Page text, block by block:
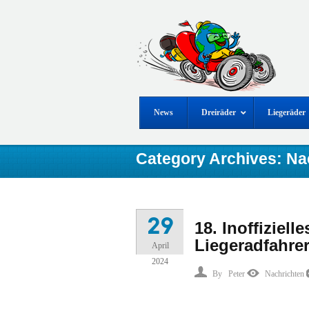
News Dreiräder Liegeräder
Category Archives:
18.
29
April
2024
By Peter Nachrichten